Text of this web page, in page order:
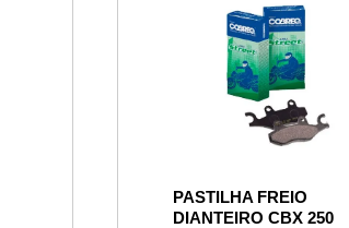
PASTILHA FREIO
DIANTEIRO CBX 250